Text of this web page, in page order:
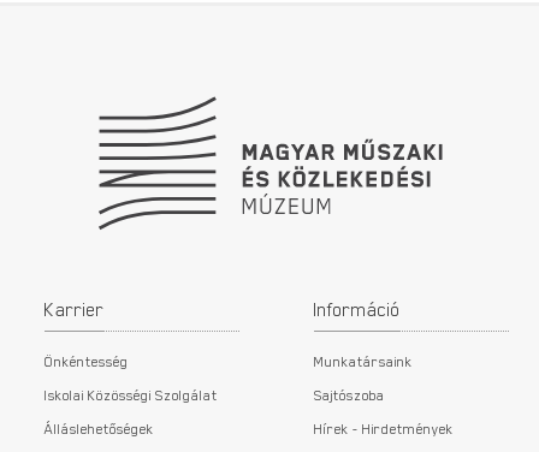
Karrier
Önkéntesség
Iskolai Közösségi Szolgálat
Álláslehetőségek
Információ
Munkatársaink
Sajtószoba
Hírek - Hirdetmények